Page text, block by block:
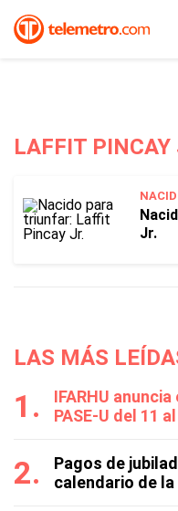
LAFFIT PINCAY
Jr.
LAS MÁS
IFARHU
PASE-U del 11
Pagos de
calendario de